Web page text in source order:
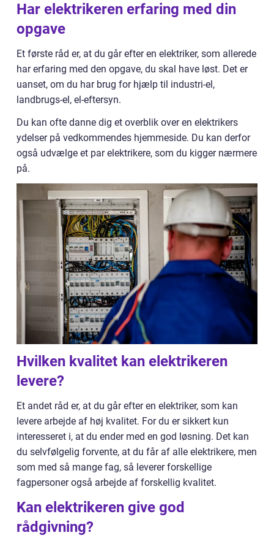
Har elektrikeren erfaring med din
opgave
Et første råd er, at du går efter en elektriker, som allerede
har erfaring med den opgave, du skal have løst. Det er
uanset, om du har brug for hjælp til industri-el,
landbrugs-el, el-eftersyn.
Du kan ofte danne dig et overblik over en elektrikers
ydelser på vedkommendes hjemmeside. Du kan derfor
også udvælge et par elektrikere, som du kigger nærmere
på.
Hvilken kvalitet kan elektrikeren
levere?
Et andet råd er, at du går efter en elektriker, som kan
levere arbejde af høj kvalitet. For du er sikkert kun
interesseret i, at du ender med en god løsning. Det kan
du selvfølgelig forvente, at du får af alle elektrikere, men
som med så mange fag, så leverer forskellige
fagpersoner også arbejde af forskellig kvalitet.
Kan elektrikeren give god
rådgivning?